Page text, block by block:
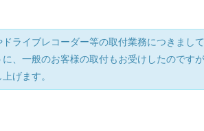
ライブレコーダー等の取付業務につきまし
、一般のお客様の取付もお受けしたのです
げます。